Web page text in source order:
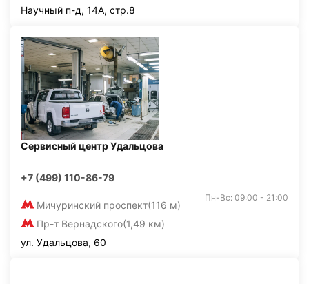
Научный п-д, 14А, стр.8
Сервисный центр Удальцова
+7 (499) 110-86-79
Мичуринский проспект(116 м)
Пр-т Вернадского(1,49 км)
Пн-Вс: 09:00 - 21:00
ул. Удальцова, 60